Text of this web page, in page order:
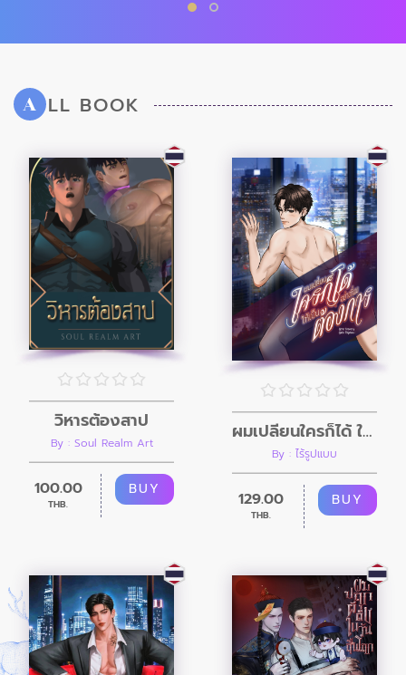
A LL BOOK
วิหารต้องสาป
By : Soul Realm Art
100.00
THB.
BUY
ผมเปลี่ยนใครก็ได้ ให้เป็นอย่างที่ผมต้องการ
By : ไร้รูปแบบ
129.00
THB.
BUY